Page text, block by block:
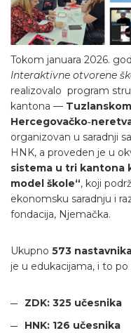
Tokom januara 2026.
Interaktivne otvorene
realizovalo program
kantona —
organizovan u saradnji
HNK, a proveden je u
sistema u tri kantona
model škole“, koji
ekonomsku saradnju i
fondacija, Njemačka.
Ukupno 573
je u edukacijama, i to
ZDK: 325 učesnika
HNK: 126 učesnika